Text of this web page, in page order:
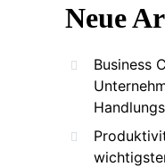
Neue
Business